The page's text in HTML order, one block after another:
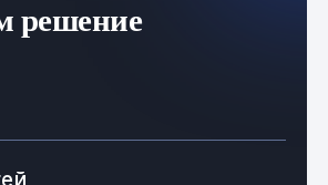
Температура плавления:
поэтому бруски
решение